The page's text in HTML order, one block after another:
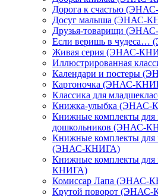
Дорога к счастью
Досуг малыша (ЭНАС-
Друзья-товарищи
Если веришь в
Живая серия (ЭНАС-
Иллюстрированная
Календари и постеры
Картоночка (ЭНАС-
Классика для
Книжка-улыбка (ЭНАС-
Книжные комплекты
дошкольников (ЭНАС-
Книжные комплекты для
(ЭНАС-КНИГА)
Книжные комплекты
КНИГА)
Комиссар Лапа (ЭНАС-
Крутой поворот